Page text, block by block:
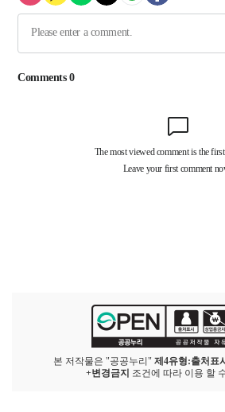
본 저작물은 "공공누리" 제4유형:출처표
+변경금지 조건에 따라 이용 할